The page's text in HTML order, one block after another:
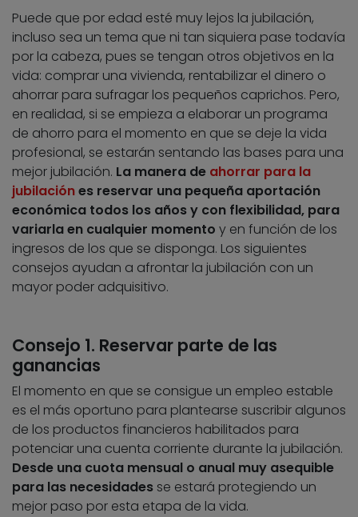
Puede que por edad esté muy lejos la jubilación,
incluso sea un tema que ni tan siquiera pase todavía
por la cabeza, pues se tengan otros objetivos en la
vida: comprar una vivienda, rentabilizar el dinero o
ahorrar para sufragar los pequeños caprichos. Pero,
en realidad, si se empieza a elaborar un programa
de ahorro para el momento en que se deje la vida
profesional, se estarán sentando las bases para una
mejor jubilación. La manera de ahorrar para la
jubilaciónes reservar una pequeña aportación
económica todos los años y con flexibilidad, para
variarla en cualquier momento y en función de los
ingresos de los que se disponga. Los siguientes
consejos ayudan a afrontar la jubilación con un
mayor poder adquisitivo.
Consejo 1. Reservar parte de las
ganancias
El momento en que se consigue un empleo estable
es el más oportuno para plantearse suscribir algunos
de los productos financieros habilitados para
potenciar una cuenta corriente durante la jubilación.
Desde una cuota mensual o anual muy asequible
para las necesidades se estará protegiendo un
mejor paso por esta etapa de la vida.